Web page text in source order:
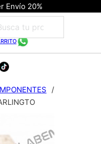
Envío 20%
/